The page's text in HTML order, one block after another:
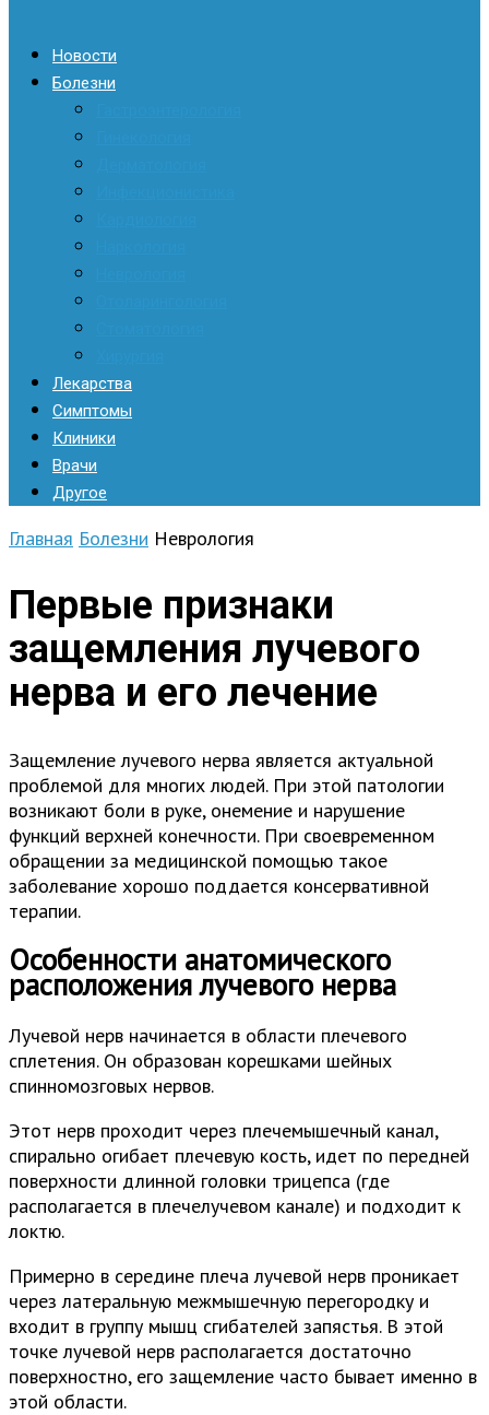
Новости
Болезни
Лекарства
Симптомы
Клиники
Врачи
Другое
Главная Болезни Неврология
Первые признаки
защемления лучевого
нерва и его лечение
Защемление лучевого нерва является актуальной
проблемой для многих людей. При этой патологии
возникают боли в руке, онемение и нарушение
функций верхней конечности. При своевременном
обращении за медицинской помощью такое
заболевание хорошо поддается консервативной
терапии.
Особенности анатомического
расположения лучевого нерва
Лучевой нерв начинается в области плечевого
сплетения. Он образован корешками шейных
спинномозговых нервов.
Этот нерв проходит через плечемышечный канал,
спирально огибает плечевую кость, идет по передней
поверхности длинной головки трицепса (где
располагается в плечелучевом канале) и подходит к
локтю.
Примерно в середине плеча лучевой нерв проникает
через латеральную межмышечную перегородку и
входит в группу мышц сгибателей запястья. В этой
точке лучевой нерв располагается достаточно
поверхностно, его защемление часто бывает именно в
этой области.